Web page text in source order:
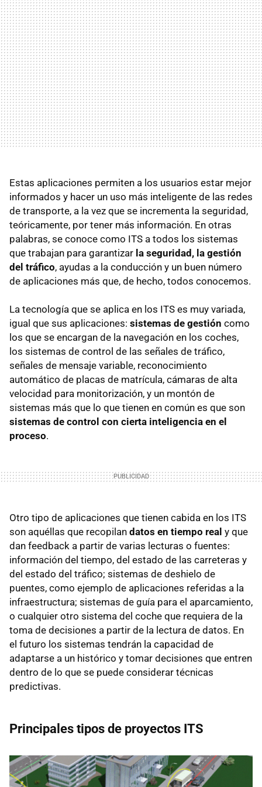
Estas aplicaciones permiten a los usuarios estar mejor
informados y hacer un uso más inteligente de las redes
de transporte, a la vez que se incrementa la seguridad,
teóricamente, por tener más información. En otras
palabras, se conoce como ITS a todos los sistemas
que trabajan para garantizar la seguridad, la gestión
del tráfico, ayudas a la conducción y un buen número
de aplicaciones más que, de hecho, todos conocemos.
La tecnología que se aplica en los ITS es muy variada,
igual que sus aplicaciones: sistemas de gestión como
los que se encargan de la navegación en los coches,
los sistemas de control de las señales de tráfico,
señales de mensaje variable, reconocimiento
automático de placas de matrícula, cámaras de alta
velocidad para monitorización, y un montón de
sistemas más que lo que tienen en común es que son
sistemas de control con cierta inteligencia en el
proceso.
Otro tipo de aplicaciones que tienen cabida en los ITS
son aquéllas que recopilan datos en tiempo real y que
dan feedback a partir de varias lecturas o fuentes:
información del tiempo, del estado de las carreteras y
del estado del tráfico; sistemas de deshielo de
puentes, como ejemplo de aplicaciones referidas a la
infraestructura; sistemas de guía para el aparcamiento,
o cualquier otro sistema del coche que requiera de la
toma de decisiones a partir de la lectura de datos. En
el futuro los sistemas tendrán la capacidad de
adaptarse a un histórico y tomar decisiones que entren
dentro de lo que se puede considerar técnicas
predictivas.
Principales tipos de proyectos ITS